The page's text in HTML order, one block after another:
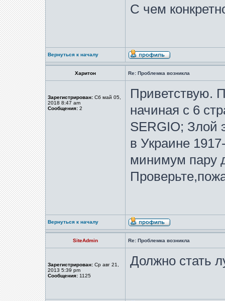
С чем
Вернуться к началу
Харитон Re: Проблемка возникла
Зарегистрирован: Сб май 05,
2018 8:47 am
Сообщения: 2
Приветствую.
начиная с 6
SERGIO; Злой
в Украине
минимум пару
Вернуться к началу
SiteAdmin Re: Проблемка возникла
Зарегистрирован: Ср авг 21,
2013 5:39 pm
Сообщения: 1125
Должно стать